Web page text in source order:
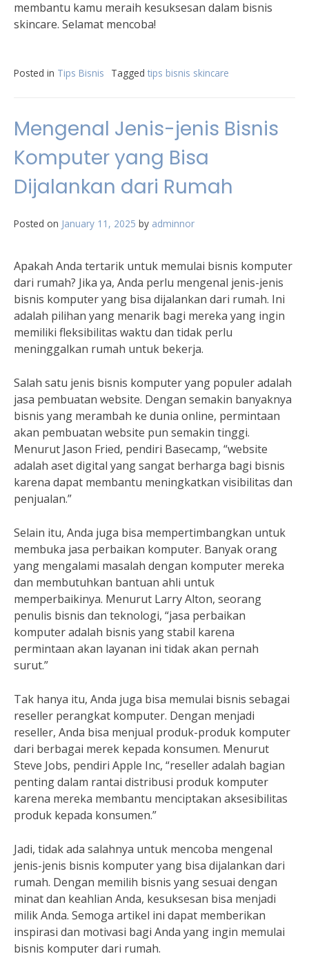
membantu kamu meraih kesuksesan dalam bisnis
skincare. Selamat mencoba!
Posted in Tips Bisnis Tagged tips bisnis skincare
Mengenal Jenis-jenis Bisnis
Komputer yang Bisa
Dijalankan dari Rumah
Posted on January 11, 2025 by adminnor
Apakah Anda tertarik untuk memulai bisnis komputer
dari rumah? Jika ya, Anda perlu mengenal jenis-jenis
bisnis komputer yang bisa dijalankan dari rumah. Ini
adalah pilihan yang menarik bagi mereka yang ingin
memiliki fleksibilitas waktu dan tidak perlu
meninggalkan rumah untuk bekerja.
Salah satu jenis bisnis komputer yang populer adalah
jasa pembuatan website. Dengan semakin banyaknya
bisnis yang merambah ke dunia online, permintaan
akan pembuatan website pun semakin tinggi.
Menurut Jason Fried, pendiri Basecamp, “website
adalah aset digital yang sangat berharga bagi bisnis
karena dapat membantu meningkatkan visibilitas dan
penjualan.”
Selain itu, Anda juga bisa mempertimbangkan untuk
membuka jasa perbaikan komputer. Banyak orang
yang mengalami masalah dengan komputer mereka
dan membutuhkan bantuan ahli untuk
memperbaikinya. Menurut Larry Alton, seorang
penulis bisnis dan teknologi, “jasa perbaikan
komputer adalah bisnis yang stabil karena
permintaan akan layanan ini tidak akan pernah
surut.”
Tak hanya itu, Anda juga bisa memulai bisnis sebagai
reseller perangkat komputer. Dengan menjadi
reseller, Anda bisa menjual produk-produk komputer
dari berbagai merek kepada konsumen. Menurut
Steve Jobs, pendiri Apple Inc, “reseller adalah bagian
penting dalam rantai distribusi produk komputer
karena mereka membantu menciptakan aksesibilitas
produk kepada konsumen.”
Jadi, tidak ada salahnya untuk mencoba mengenal
jenis-jenis bisnis komputer yang bisa dijalankan dari
rumah. Dengan memilih bisnis yang sesuai dengan
minat dan keahlian Anda, kesuksesan bisa menjadi
milik Anda. Semoga artikel ini dapat memberikan
inspirasi dan motivasi bagi Anda yang ingin memulai
bisnis komputer dari rumah.